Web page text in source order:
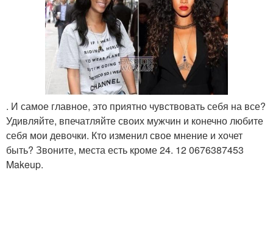
. И самое главное, это приятно чувствовать себя на все?
Удивляйте, впечатляйте своих мужчин и конечно любите
себя мои девочки. Кто изменил свое мнение и хочет
быть? Звоните, места есть кроме 24. 12 0676387453
Makeup.